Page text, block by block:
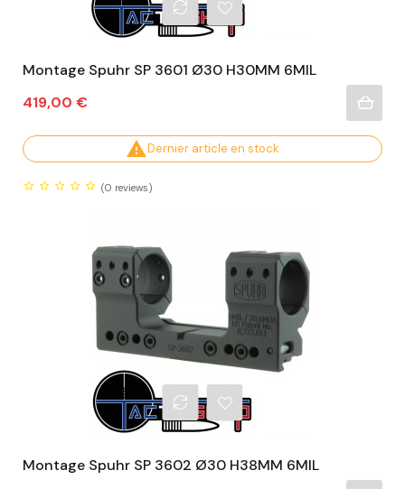
Montage Spuhr SP 3601 Ø30 H30MM 6MIL
Prix
419,00 €
Dernier article en stock
(0 reviews)
Montage Spuhr SP 3602 Ø30 H38MM 6MIL